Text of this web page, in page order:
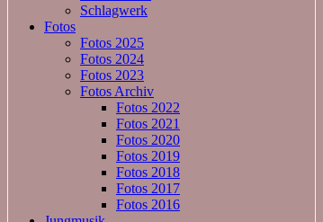
Schlagwerk
Fotos
Fotos 2025
Fotos 2024
Fotos 2023
Fotos Archiv
Fotos 2022
Fotos 2021
Fotos 2020
Fotos 2019
Fotos 2018
Fotos 2017
Fotos 2016